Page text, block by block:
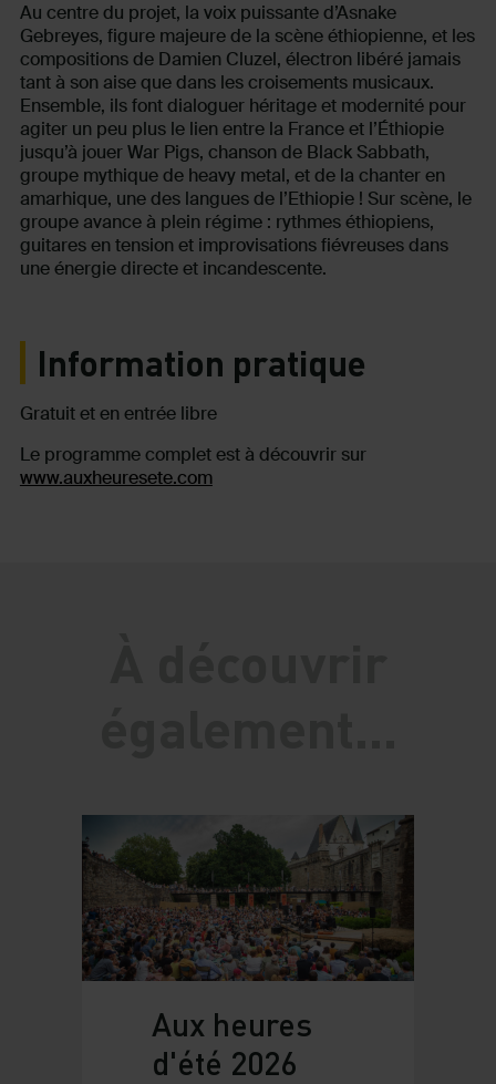
Au centre du projet, la voix puissante d’Asnake
Gebreyes, figure majeure de la scène éthiopienne, et les
compositions de Damien Cluzel, électron libéré jamais
tant à son aise que dans les croisements musicaux.
Ensemble, ils font dialoguer héritage et modernité pour
agiter un peu plus le lien entre la France et l’Éthiopie
jusqu’à jouer War Pigs, chanson de Black Sabbath,
groupe mythique de heavy metal, et de la chanter en
amarhique, une des langues de l’Ethiopie ! Sur scène, le
groupe avance à plein régime : rythmes éthiopiens,
guitares en tension et improvisations fiévreuses dans
une énergie directe et incandescente.
Information pratique
Gratuit et en entrée libre
Le programme complet est à découvrir sur
www.auxheuresete.com
Aux heures
d'été 2026